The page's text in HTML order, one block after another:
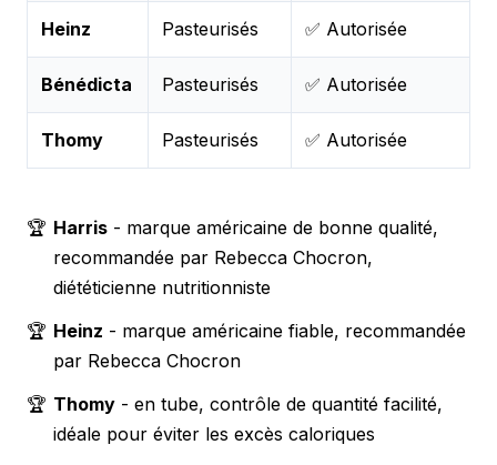
Heinz Pasteurisés ✅ Autorisée
Bénédicta Pasteurisés ✅ Autorisée
Thomy Pasteurisés ✅ Autorisée
🏆 Harris - marque américaine de bonne qualité,
recommandée par Rebecca Chocron,
diététicienne nutritionniste
🏆 Heinz - marque américaine fiable, recommandée
par Rebecca Chocron
🏆 Thomy - en tube, contrôle de quantité facilité,
idéale pour éviter les excès caloriques